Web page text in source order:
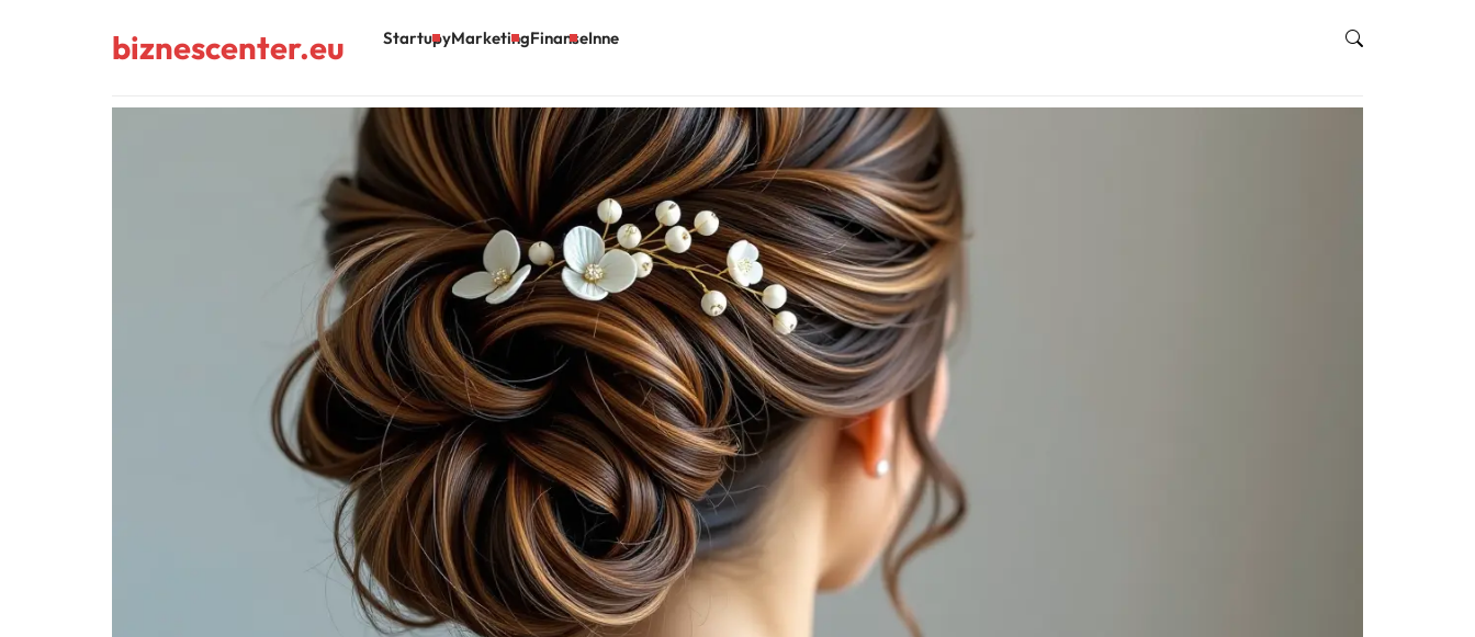
biznescenter.eu StartupyMarketingFinanseInne